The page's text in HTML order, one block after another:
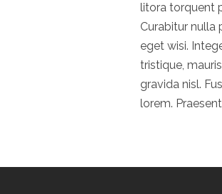
litora torquent
Curabitur nulla
eget wisi.
tristique,
gravida nisl.
lorem.